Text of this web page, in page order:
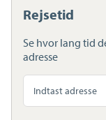
Rejsetid
Se hvor lang tid
adresse
Søg
anden
adresse
Sundhed
Ladestandere
Lynladere